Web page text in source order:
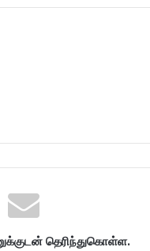
தெரிந்துகொள்ள.